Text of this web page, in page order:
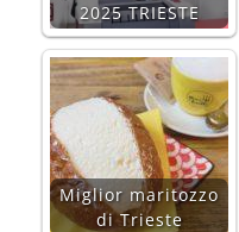
2025 TRIESTE
Miglior maritozzo
di Trieste